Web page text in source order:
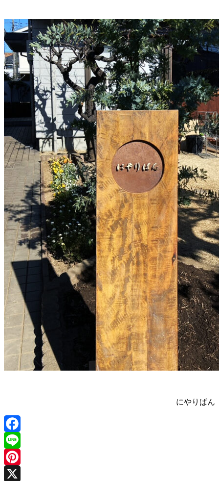
にやりぱん
Facebook
Line
Pinterest